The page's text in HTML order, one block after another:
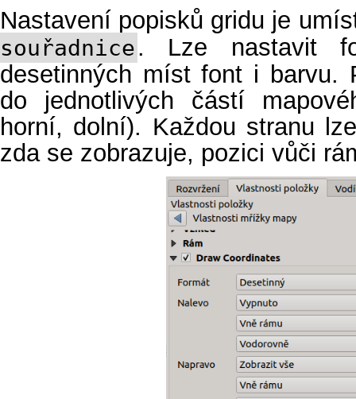
Nastavení popisků gridu je
souřadnice. Lze nastavit
desetinných míst font i barvu.
do jednotlivých částí
horní, dolní). Každou stranu
zda se zobrazuje, pozici vůči